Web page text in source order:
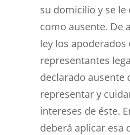
su domicilio y se le
como ausente. De
ley los apoderados
representantes
declarado ausente
representar y
intereses de éste.
deberá aplicar esa